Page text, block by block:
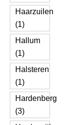
Haarzuilen
(1)
Hallum
(1)
Halsteren
(1)
Hardenberg
(3)